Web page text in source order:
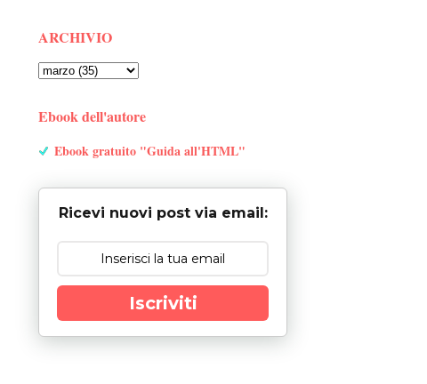
ARCHIVIO
Ebook dell'autore
Ebook gratuito "Guida all'HTML"
Ricevi nuovi post via email:
Iscriviti